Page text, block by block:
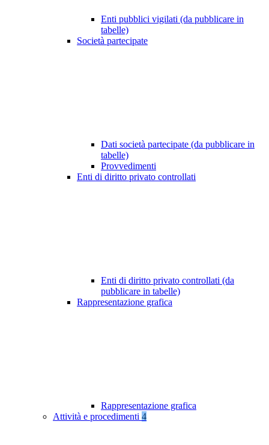
Enti pubblici vigilati (da pubblicare in
tabelle)
Società partecipate
Dati società partecipate (da pubblicare in
tabelle)
Provvedimenti
Enti di diritto privato controllati
Enti di diritto privato controllati (da
pubblicare in tabelle)
Rappresentazione grafica
Rappresentazione grafica
Attività e procedimenti 4